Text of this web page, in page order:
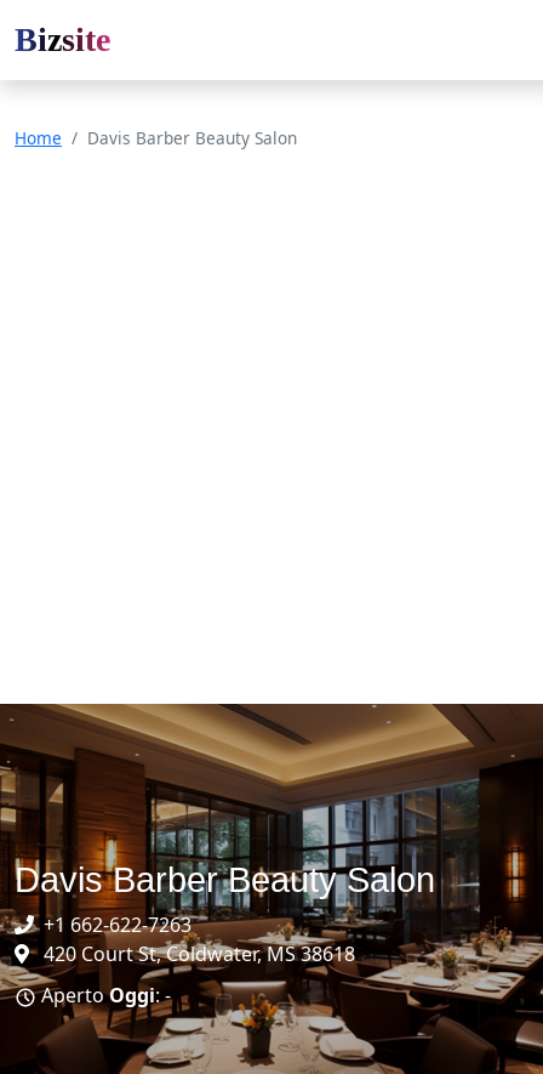
Bizsite
Home Davis Barber Beauty Salon
Davis Barber Beauty Salon
+1 662-622-7263
420 Court St, Coldwater, MS 38618
ApertoOggi: -